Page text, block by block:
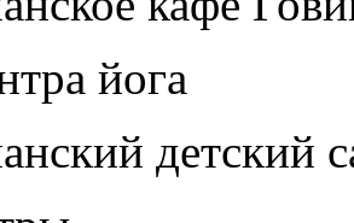
йога
детский